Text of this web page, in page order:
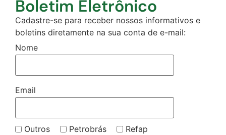
Boletim Eletrônico
Cadastre-se para receber nossos informativos e
boletins diretamente na sua conta de e-mail:
Nome
Email
Outros Petrobrás
Refap